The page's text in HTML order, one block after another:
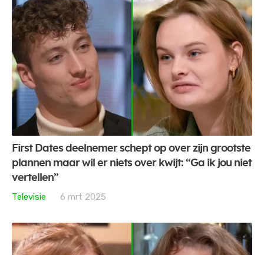
First Dates deelnemer schept op over zijn grootste
plannen maar wil er niets over kwijt: “Ga ik jou niet
vertellen”
Televisie
6 mrt 2025